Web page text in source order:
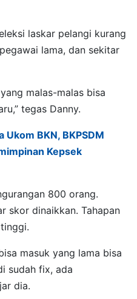
laskar pelangi kurang
lama, dan sekitar
malas-malas bisa
tegas Danny.
Ukom BKN, BKPSDM
Kepsek
800 orang.
skor dinaikkan. Tahapan
masuk yang lama bisa
sudah fix, ada
dia.